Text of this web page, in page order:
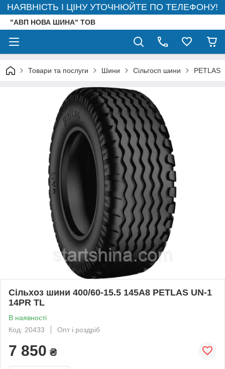
НАЯВНІСТЬ І ЦІНУ УТОЧНЮЙТЕ ПО ТЕЛЕФОНУ!
"АВП НОВА ШИНА" ТОВ
Товари та послуги Шини Сільгосп шини PETLAS
Сільхоз шини 400/60-15.5 145A8 PETLAS UN-1
14PR TL
В наявності
Код: 20433
Опт і роздріб
7 850 ₴